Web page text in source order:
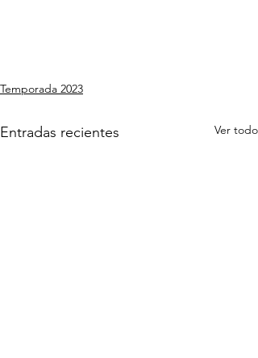
Temporada 2023
Entradas recientes Ver todo